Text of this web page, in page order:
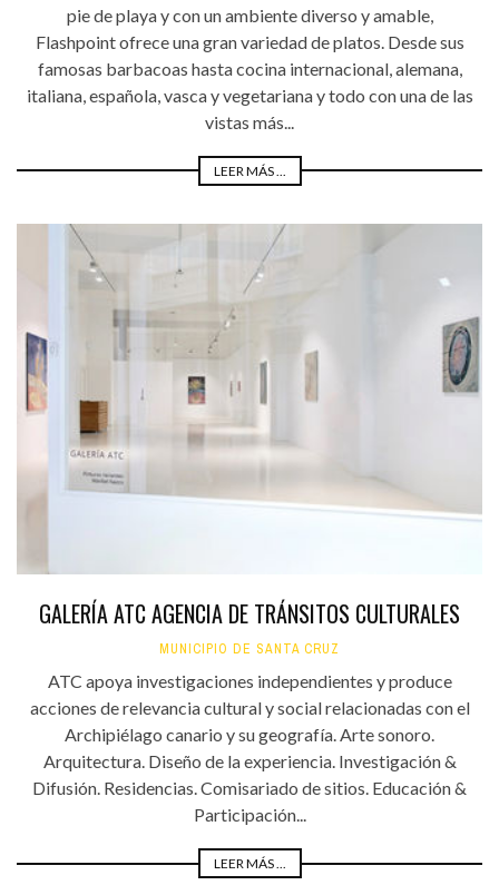
pie de playa y con un ambiente diverso y amable,
Flashpoint ofrece una gran variedad de platos. Desde sus
famosas barbacoas hasta cocina internacional, alemana,
italiana, española, vasca y vegetariana y todo con una de las
vistas más...
LEER MÁS ...
GALERÍA ATC AGENCIA DE TRÁNSITOS CULTURALES
MUNICIPIO DE SANTA CRUZ
ATC apoya investigaciones independientes y produce
acciones de relevancia cultural y social relacionadas con el
Archipiélago canario y su geografía. Arte sonoro.
Arquitectura. Diseño de la experiencia. Investigación &
Difusión. Residencias. Comisariado de sitios. Educación &
Participación...
LEER MÁS ...